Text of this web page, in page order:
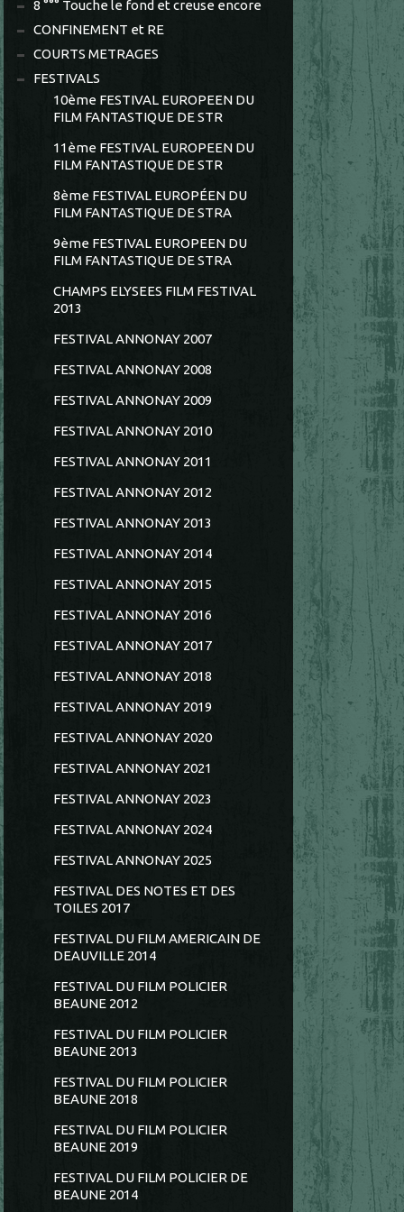
8 °°° Touche le fond et creuse encore
CONFINEMENT et RE
COURTS METRAGES
FESTIVALS
10ème FESTIVAL EUROPEEN DU
FILM FANTASTIQUE DE STR
11ème FESTIVAL EUROPEEN DU
FILM FANTASTIQUE DE STR
8ème FESTIVAL EUROPÉEN DU
FILM FANTASTIQUE DE STRA
9ème FESTIVAL EUROPEEN DU
FILM FANTASTIQUE DE STRA
CHAMPS ELYSEES FILM FESTIVAL
2013
FESTIVAL ANNONAY 2007
FESTIVAL ANNONAY 2008
FESTIVAL ANNONAY 2009
FESTIVAL ANNONAY 2010
FESTIVAL ANNONAY 2011
FESTIVAL ANNONAY 2012
FESTIVAL ANNONAY 2013
FESTIVAL ANNONAY 2014
FESTIVAL ANNONAY 2015
FESTIVAL ANNONAY 2016
FESTIVAL ANNONAY 2017
FESTIVAL ANNONAY 2018
FESTIVAL ANNONAY 2019
FESTIVAL ANNONAY 2020
FESTIVAL ANNONAY 2021
FESTIVAL ANNONAY 2023
FESTIVAL ANNONAY 2024
FESTIVAL ANNONAY 2025
FESTIVAL DES NOTES ET DES
TOILES 2017
FESTIVAL DU FILM AMERICAIN DE
DEAUVILLE 2014
FESTIVAL DU FILM POLICIER
BEAUNE 2012
FESTIVAL DU FILM POLICIER
BEAUNE 2013
FESTIVAL DU FILM POLICIER
BEAUNE 2018
FESTIVAL DU FILM POLICIER
BEAUNE 2019
FESTIVAL DU FILM POLICIER DE
BEAUNE 2014